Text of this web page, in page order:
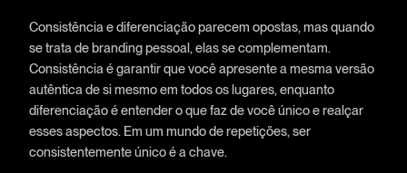
Consistência e diferenciação parecem opostas, mas quando
se trata de branding pessoal, elas se complementam.
Consistência é garantir que você apresente a mesma versão
autêntica de si mesmo em todos os lugares, enquanto
diferenciação é entender o que faz de você único e realçar
esses aspectos. Em um mundo de repetições, ser
consistentemente único é a chave.